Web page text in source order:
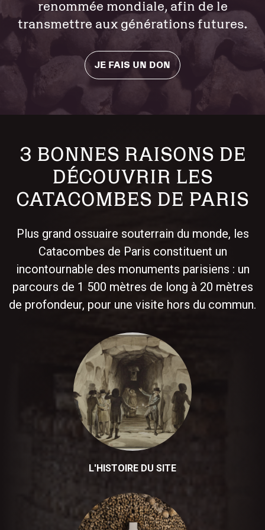
renommée mondiale, afin de le
transmettre aux générations futures.
JE FAIS UN DON
3 BONNES RAISONS DE
DÉCOUVRIR LES
CATACOMBES DE PARIS
Plus grand ossuaire souterrain du monde, les
Catacombes de Paris constituent un
incontournable des monuments parisiens : un
parcours de 1 500 mètres de long à 20 mètres
de profondeur, pour une visite hors du commun.
L'HISTOIRE DU SITE